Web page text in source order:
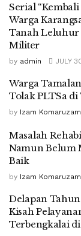
Serial
Warga
Tanah Leluhur
Militer
by admin JULY
Warga
Tolak PLTSa
by Izam
Masalah
Namun Belum
Baik
by Izam
Delapan
Kisah
Terbengkalai